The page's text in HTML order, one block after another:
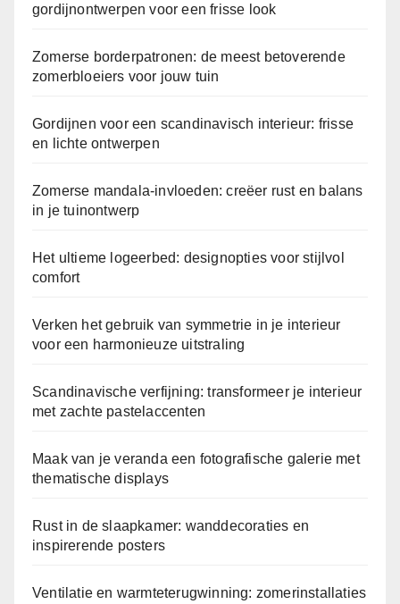
gordijnontwerpen voor een frisse look
Zomerse borderpatronen: de meest betoverende
zomerbloeiers voor jouw tuin
Gordijnen voor een scandinavisch interieur: frisse
en lichte ontwerpen
Zomerse mandala-invloeden: creëer rust en balans
in je tuinontwerp
Het ultieme logeerbed: designopties voor stijlvol
comfort
Verken het gebruik van symmetrie in je interieur
voor een harmonieuze uitstraling
Scandinavische verfijning: transformeer je interieur
met zachte pastelaccenten
Maak van je veranda een fotografische galerie met
thematische displays
Rust in de slaapkamer: wanddecoraties en
inspirerende posters
Ventilatie en warmteterugwinning: zomerinstallaties